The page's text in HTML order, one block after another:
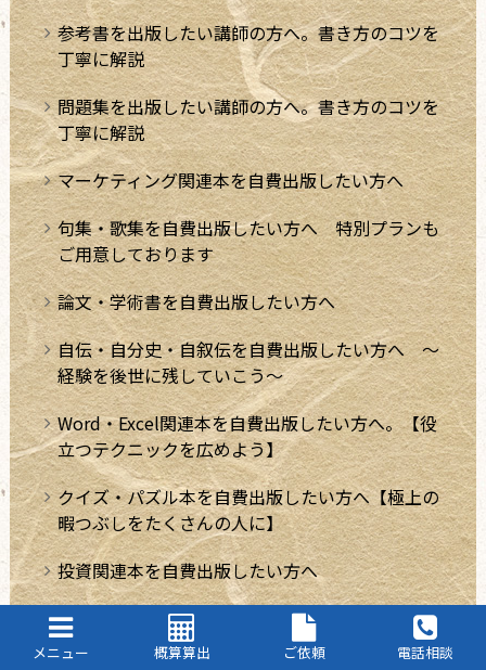
メニュー 概算算出 ご依頼 電話相談
参考書を出版したい講師の方へ。書き方のコツを
丁寧に解説
問題集を出版したい講師の方へ。書き方のコツを
丁寧に解説
マーケティング関連本を自費出版したい方へ
句集・歌集を自費出版したい方へ 特別プランも
ご用意しております
論文・学術書を自費出版したい方へ
自伝・自分史・自叙伝を自費出版したい方へ ～
経験を後世に残していこう～
Word・Excel関連本を自費出版したい方へ。【役
立つテクニックを広めよう】
クイズ・パズル本を自費出版したい方へ【極上の
暇つぶしをたくさんの人に】
投資関連本を自費出版したい方へ
トレーニング関連本を自費出版したい方へ